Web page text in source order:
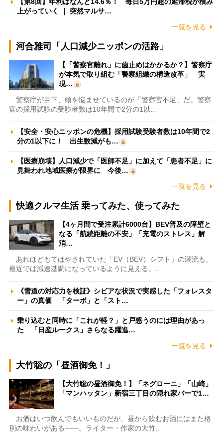
【第8回】年利はなんと14.6％！ 毎日5万円超の延滞税が積み
上がっていく ｜ 突然マルサ…
一覧を見る
河合雅司「人口減少ニッポンの活路」
【「警察官離れ」に歯止めはかかるか？】警察庁
が本気で取り組む「警察組織の構造改革」 実
現…
警察庁が目下、頭を悩ませているのが「警察官不足」だ。警察
官の採用試験の受験者数は10年間で2分の1以…
【安全・安心ニッポンの危機】採用試験受験者数は10年間で2
分の1以下に！ 出生数減がも…
【医療崩壊】人口減少で「医師不足」に加えて「患者不足」に
見舞われ地域医療が限界に 今後…
一覧を見る
快適クルマ生活 乗ってみた、使ってみた
【4ヶ月間で受注累計6000台】BEV普及の障壁と
なる「航続距離の不安」「充電のストレス」解
消…
あれほどもてはやされていた「EV（BEV）シフト」の潮流も、
最近では減速基調になっているように見える。…
《雪道の対応力を検証》シビアな状況で実感した「フォレスタ
ー」の真価 「ターボ」と「スト…
乗り込むと同時に「これが軽？」と戸惑うのには理由があっ
た 「日産ルークス」さらなる躍進…
一覧を見る
大竹聡の「昼酒御免！」
【大竹聡の昼酒御免！】「ネグローニ」「山崎」
「マンハッタン」新宿三丁目の隠れ家バーで1…
お酒はいつ飲んでもいいものだが、昼から飲むお酒にはまた格
別の味わいがある――。ライター・作家の大竹…